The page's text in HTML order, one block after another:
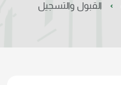
القبول والتسجيل